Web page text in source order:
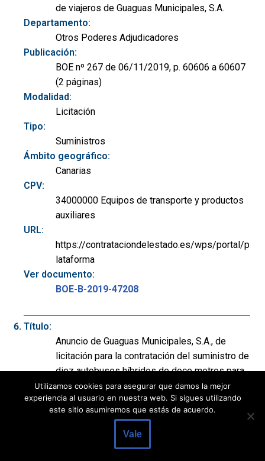
de viajeros de Guaguas Municipales, S.A.
Departamento:
Otros Poderes Adjudicadores
Publicación:
BOE nº 267 de 06/11/2019, p. 60606 a 60607
(2 páginas)
Modalidad:
Licitación
Tipo:
Suministros
Ámbito geográfico:
Canarias
CPV:
34000000 Equipos de transporte y productos
auxiliares
URL:
https://contrataciondelestado.es/wps/portal/p
lataforma
Ver documento:
BOE-B-2019-47208
Título:
Anuncio de Guaguas Municipales, S.A., de
licitación para la contratación del suministro de
diez autobuses híbridos de doce metros para
la prestación del servicio público de transporte
de viajeros de Guaguas Municipales, S.A.
Departamento:
Otros Poderes Adjudicadores
Utilizamos cookies para asegurar que damos la mejor
experiencia al usuario en nuestra web. Si sigues utilizando
este sitio asumiremos que estás de acuerdo.
Vale